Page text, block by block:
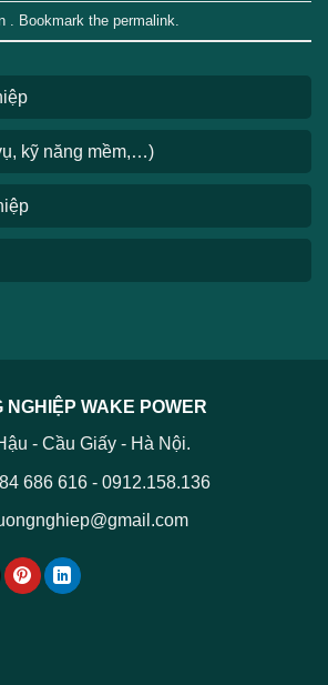
kỹ năng mềm,…)
. Bookmark the permalink
NGHIỆP WAKE POWER
- Cầu Giấy - Hà Nội.
686 616 - 0912.158.136